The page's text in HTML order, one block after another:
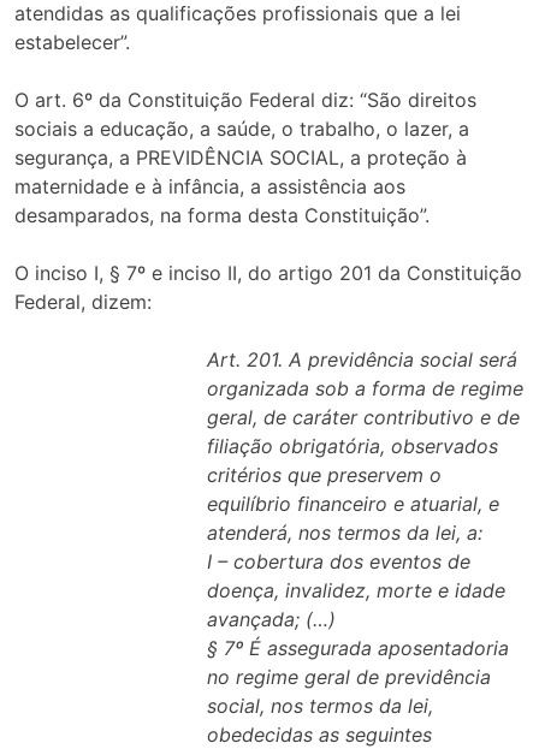
atendidas as qualificações profissionais que a lei
estabelecer”.
O art. 6º da Constituição Federal diz: “São direitos
sociais a educação, a saúde, o trabalho, o lazer, a
segurança, a PREVIDÊNCIA SOCIAL, a proteção à
maternidade e à infância, a assistência aos
desamparados, na forma desta Constituição”.
O inciso I, § 7º e inciso II, do artigo 201 da Constituição
Federal, dizem:
Art. 201. A previdência social será
organizada sob a forma de regime
geral, de caráter contributivo e de
filiação obrigatória, observados
critérios que preservem o
equilíbrio financeiro e atuarial, e
atenderá, nos termos da lei, a:
I – cobertura dos eventos de
doença, invalidez, morte e idade
avançada; (…)
§ 7º É assegurada aposentadoria
no regime geral de previdência
social, nos termos da lei,
obedecidas as seguintes